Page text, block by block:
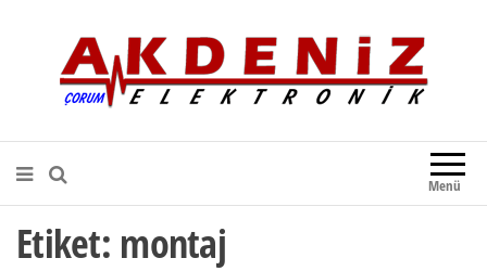
Akdeniz Elektronik
Teknik Destek, Kaliteli Hizmet |
Çorum Elektronik Firması
Menü
Etiket: montaj